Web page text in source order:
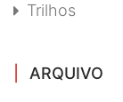
Trilhos
ARQUIVO